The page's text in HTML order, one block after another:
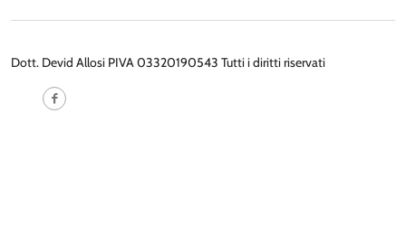
Dott. Devid Allosi PIVA 03320190543 Tutti i diritti riservati